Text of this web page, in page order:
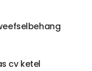
cv ketel